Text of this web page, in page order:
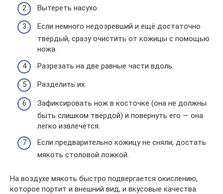
Вытереть насухо.
Если немного недозревший и ещё достаточно
твёрдый, сразу очистить от кожицы с помощью
ножа.
Разрезать на две равные части вдоль.
Разделить их.
Зафиксировать нож в косточке (она не должны
быть слишком твёрдой) и повернуть его — она
легко извлечётся.
Если предварительно кожицу не сняли, достать
мякоть столовой ложкой.
На воздухе мякоть быстро подвергается окислению,
которое портит и внешний вид, и вкусовые качества.